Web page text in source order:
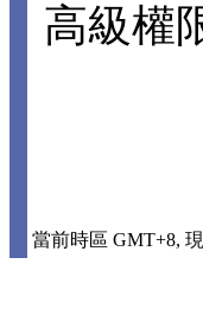
高級權
當前時區 GMT+8,